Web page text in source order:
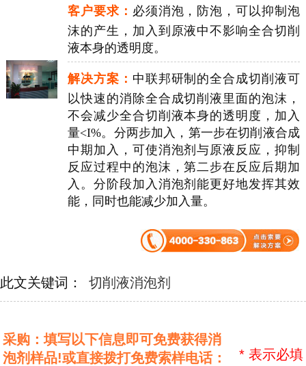
客户要求： 必须消泡，防泡，可以抑制泡
沫的产生，加入到原液中不影响全合切削
液本身的透明度。
解决方案： 中联邦研制的全合成切削液可
以快速的消除全合成切削液里面的泡沫，
不会减少全合切削液本身的透明度，加入
量<I%。分两步加入，第一步在切削液合成
中期加入，可使消泡剂与原液反应，抑制
反应过程中的泡沫，第二步在反应后期加
入。分阶段加入消泡剂能更好地发挥其效
能，同时也能减少加入量。
此文关键词： 切削液消泡剂
* 表示必填
采购：填写以下信息即可免费获得消
泡剂样品!或直接拨打免费索样电话：